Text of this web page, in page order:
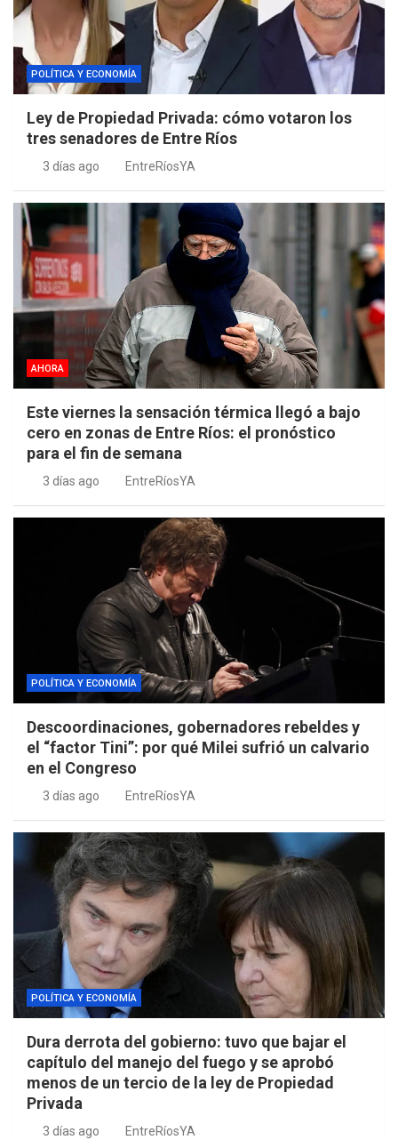
POLÍTICA Y ECONOMÍA
Ley de Propiedad Privada: cómo votaron los
tres senadores de Entre Ríos
3 días ago EntreRíosYA
AHORA
Este viernes la sensación térmica llegó a bajo
cero en zonas de Entre Ríos: el pronóstico
para el fin de semana
3 días ago EntreRíosYA
POLÍTICA Y ECONOMÍA
Descoordinaciones, gobernadores rebeldes y
el “factor Tini”: por qué Milei sufrió un calvario
en el Congreso
3 días ago EntreRíosYA
POLÍTICA Y ECONOMÍA
Dura derrota del gobierno: tuvo que bajar el
capítulo del manejo del fuego y se aprobó
menos de un tercio de la ley de Propiedad
Privada
3 días ago EntreRíosYA